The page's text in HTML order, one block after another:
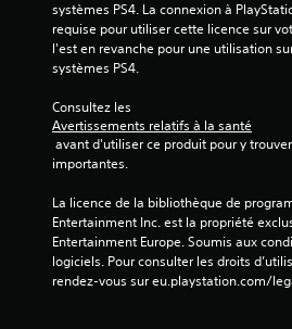
systèmes PS4. La connexion à
requise pour utiliser cette licence sur
l'est en revanche pour une utilisation
systèmes PS4.
Consultez les
Avertissements relatifs à la santé
importantes.
La licence de la bibliothèque de
Entertainment Inc. est la propriété
Entertainment Europe. Soumis aux
logiciels. Pour consulter les droits
rendez-vous sur eu.playstation.com/